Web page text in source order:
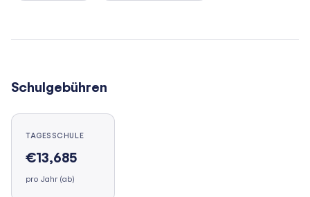
Schulgebühren
TAGESSCHULE
€13,685
pro Jahr (ab)